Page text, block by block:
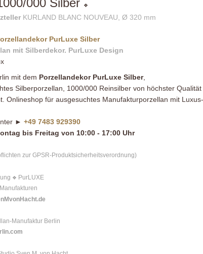
000 Silber ❖
KURLAND BLANC NOUVEAU, Ø 320 mm
PurLuxe Silber
mit Silberdekor. PurLuxe Design
mit dem Porzellandekor PurLuxe Silber,
Silberporzellan, 1000/000 Reinsilber von höchster Qualität
Onlineshop für ausgesuchtes Manufakturporzellan mit
► +49 7483 929390
bis Freitag von 10:00 - 17:00 Uhr
zur GPSR-Produktsicherheitsverordnung)
❖ PurLUXE
Manufaktur Berlin